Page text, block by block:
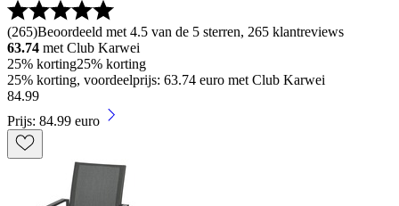
(265)Beoordeeld met 4.5 van de 5 sterren, 265 klantreviews
63.74 met Club Karwei
25% korting25% korting
25% korting, voordeelprijs: 63.74 euro met Club Karwei
84.99
Prijs: 84.99 euro